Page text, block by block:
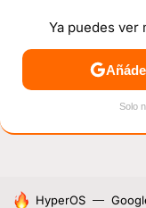
NOTICIAS
HOY SE HABLA DE
HyperOS
Ya puedes ver
Solo